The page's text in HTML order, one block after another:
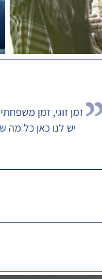
זמן זוגי, זמן
יש לנו כאן כל מה